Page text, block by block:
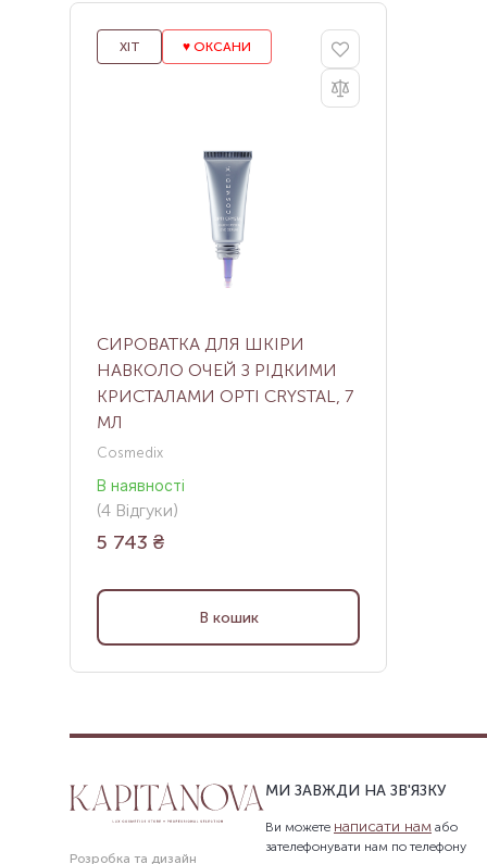
ХІТ ♥️ ОКСАНИ
СИРОВАТКА ДЛЯ ШКІРИ
НАВКОЛО ОЧЕЙ З РІДКИМИ
КРИСТАЛАМИ OPTI CRYSTAL, 7
МЛ
Cosmedix
В наявності
(4 Відгуки)
5 743 ₴
В кошик
Розробка та дизайн
МИ ЗАВЖДИ НА ЗВ'ЯЗКУ
Ви можете написати нам або
зателефонувати нам по телефону